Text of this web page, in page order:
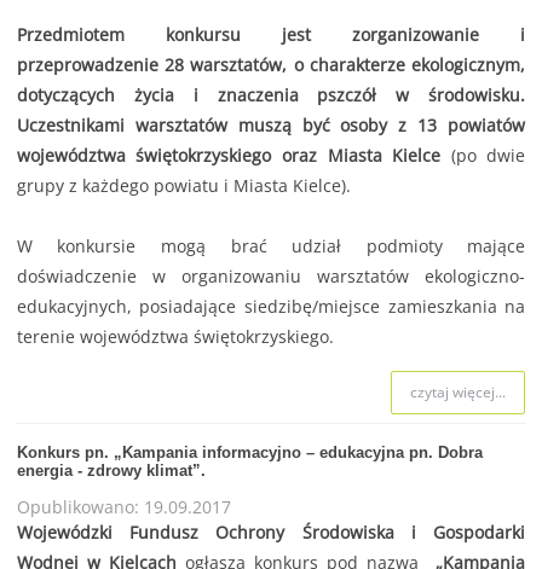
Przedmiotem konkursu jest zorganizowanie i
przeprowadzenie 28 warsztatów, o charakterze ekologicznym,
dotyczących życia i znaczenia pszczół w środowisku.
Uczestnikami warsztatów muszą być osoby z 13 powiatów
województwa świętokrzyskiego oraz Miasta Kielce (po dwie
grupy z każdego powiatu i Miasta Kielce).
W konkursie mogą brać udział podmioty mające
doświadczenie w organizowaniu warsztatów ekologiczno-
edukacyjnych, posiadające siedzibę/miejsce zamieszkania na
terenie województwa świętokrzyskiego.
czytaj więcej...
Konkurs pn. „Kampania informacyjno – edukacyjna pn. Dobra
energia - zdrowy klimat”.
Opublikowano: 19.09.2017
Wojewódzki Fundusz Ochrony Środowiska i Gospodarki
Wodnej w Kielcach ogłasza konkurs pod nazwą„Kampania